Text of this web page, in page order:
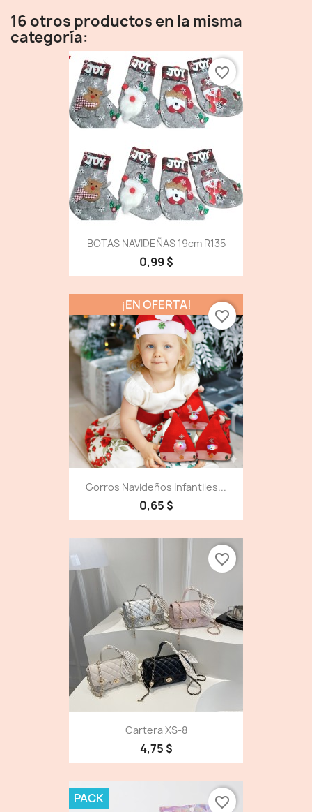
16 otros productos en la misma
categoría:
BOTAS NAVIDEÑAS 19cm R135
0,99 $
favorite_border
Gorros Navideños Infantiles...
0,65 $
¡EN OFERTA!
favorite_border
Cartera XS-8
4,75 $
favorite_border
PACK favorite_border